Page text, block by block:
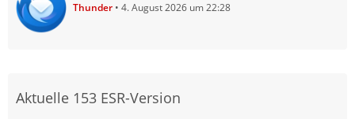
Thunder 4. August 2026 um 22:28
Aktuelle 153 ESR-Version